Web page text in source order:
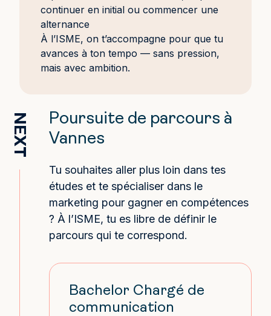
continuer en initial ou commencer une
alternance
À l’ISME, on t’accompagne pour que tu
avances à ton tempo — sans pression,
mais avec ambition.
NEXT
Poursuite de parcours à
Vannes
Tu souhaites aller plus loin dans tes
études et te spécialiser dans le
marketing pour gagner en compétences
? À l’ISME, tu es libre de définir le
parcours qui te correspond.
Bachelor Chargé de
communication